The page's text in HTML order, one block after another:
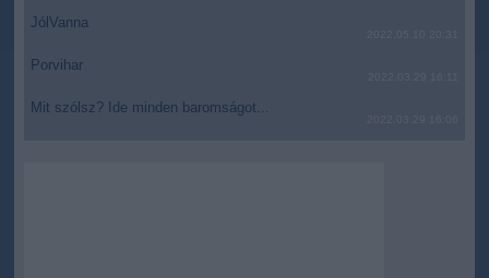
JólVanna
Porvihar
Mit szólsz? Ide minden baromságot...